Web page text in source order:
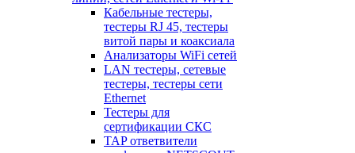
Кабельные тестеры,
тестеры RJ 45, тестеры
витой пары и коаксиала
Анализаторы WiFi сетей
LAN тестеры, сетевые
тестеры, тестеры сети
Ethernet
Тестеры для
сертификации СКС
TAP ответвители